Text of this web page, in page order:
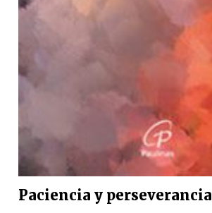
Paciencia y perseverancia